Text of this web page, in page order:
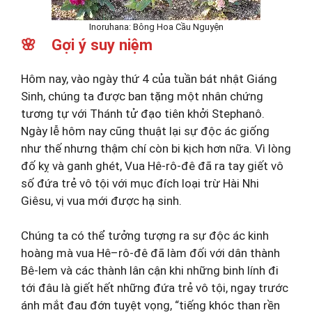
Inoruhana: Bông Hoa Cầu Nguyện
🌸 Gợi ý suy niệm
Hôm nay, vào ngày thứ 4 của tuần bát nhật Giáng
Sinh, chúng ta được ban tặng một nhân chứng
tương tự với Thánh tử đạo tiên khởi Stephanô.
Ngày lễ hôm nay cũng thuật lại sự độc ác giống
như thế nhưng thậm chí còn bi kịch hơn nữa. Vì lòng
đố kỵ và ganh ghét, Vua Hê-rô-đê đã ra tay giết vô
số đứa trẻ vô tội với mục đích loại trừ Hài Nhi
Giêsu, vị vua mới được hạ sinh.
Chúng ta có thể tưởng tượng ra sự độc ác kinh
hoàng mà vua Hê–rô-đê đã làm đối với dân thành
Bê-lem và các thành lân cận khi những binh lính đi
tới đâu là giết hết những đứa trẻ vô tội, ngay trước
ánh mắt đau đớn tuyệt vọng, “tiếng khóc than rền